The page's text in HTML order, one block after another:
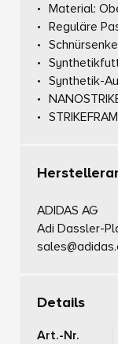
Material:
Reguläre
Synthetik-
ADIDAS AG
Adi Dassler-
Details
Art.-Nr.